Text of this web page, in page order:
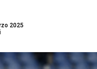
2025